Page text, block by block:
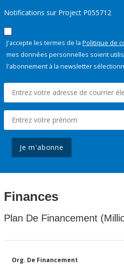
Notifications sur Project P055712
J'accepte les termes de la Politique de
mes données personnelles soient
l'abonnement à la newsletter
Je m'abonne
Finances
Plan De Financement
Org. De Financement